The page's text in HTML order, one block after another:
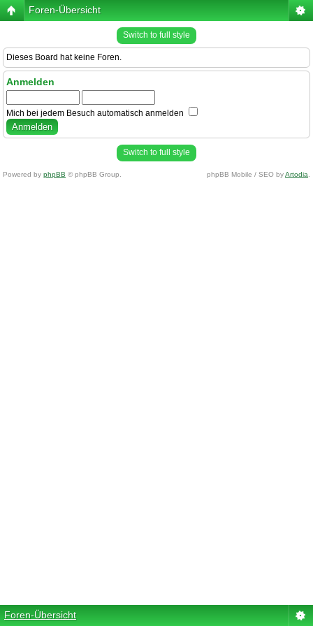
Foren-Übersicht
Switch to full style
Dieses Board hat keine Foren.
Anmelden
Mich bei jedem Besuch automatisch anmelden
Switch to full style
Powered by phpBB © phpBB Group. phpBB Mobile / SEO byArtodia
Foren-Übersicht